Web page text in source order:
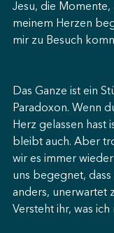
Jesu, die Momente,
meinem Herzen
mir zu Besuch
Das Ganze ist ein
Paradoxon. Wenn
Herz gelassen hast
bleibt auch. Aber
wir es immer
uns begegnet, dass
anders, unerwartet
Versteht ihr, was ich